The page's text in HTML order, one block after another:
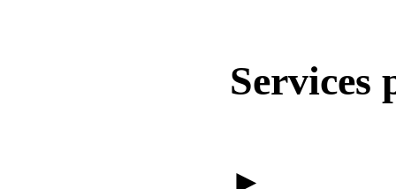
Services
►